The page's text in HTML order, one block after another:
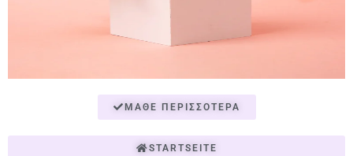
ΜΆΘΕ ΠΕΡΙΣΣΌΤΕΡΑ
STARTSEITE